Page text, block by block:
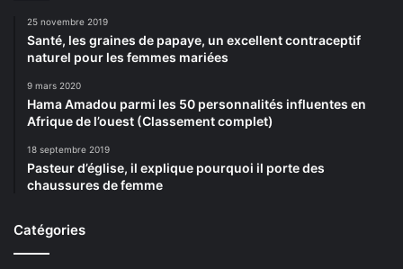
25 novembre 2019
Santé, les graines de papaye, un excellent contraceptif
naturel pour les femmes mariées
9 mars 2020
Hama Amadou parmi les 50 personnalités influentes en
Afrique de l’ouest (Classement complet)
18 septembre 2019
Pasteur d’église, il explique pourquoi il porte des
chaussures de femme
Catégories